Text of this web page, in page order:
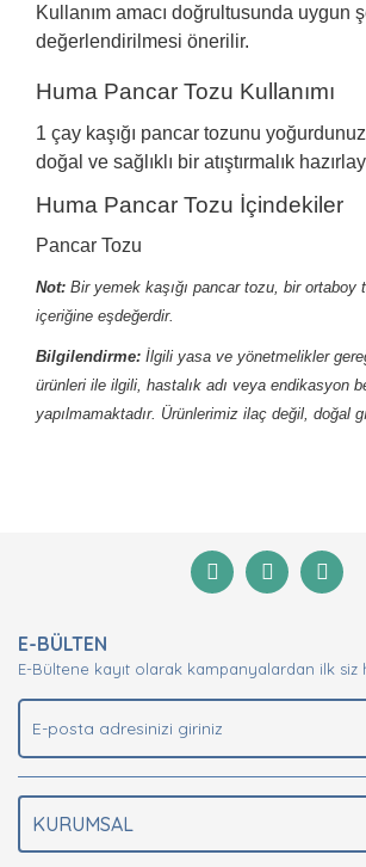
​Kullanım amacı doğrultusunda uygun
değerlendirilmesi önerilir.
Huma Pancar Tozu Kullanımı
1 çay kaşığı pancar tozunu
doğal ve sağlıklı bir atıştırmalık
Huma Pancar Tozu İçindekiler
Pancar Tozu
Not: Bir yemek kaşığı pancar tozu, bir ortaboy
içeriğine eşdeğerdir.
Bilgilendirme: İlgili yasa ve yönetmelikler
ürünleri ile ilgili, hastalık adı veya endikasyon
yapılmamaktadır. Ürünlerimiz ilaç değil, doğal
Yorum Yaz
Görüş ve önerileriniz için teşekkür ederiz.
Ürün açıklamasında eksik bilgiler bulunuyor.
Ürün bilgilerinde hatalar bulunuyor.
E-BÜLTEN
E-Bültene kayıt olarak kampanyalardan ilk siz
KURUMSAL